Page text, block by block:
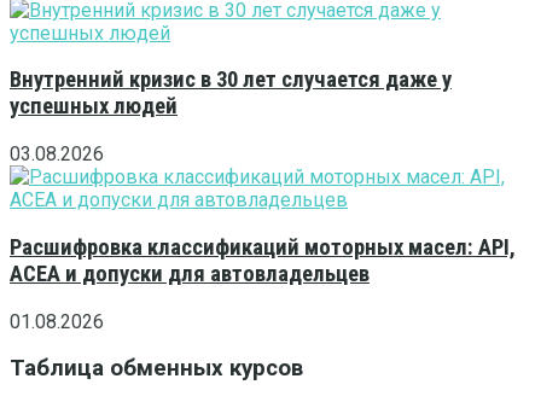
Внутренний кризис в 30 лет случается даже у
успешных людей
03.08.2026
Расшифровка классификаций моторных масел: API,
ACEA и допуски для автовладельцев
01.08.2026
Таблица обменных курсов